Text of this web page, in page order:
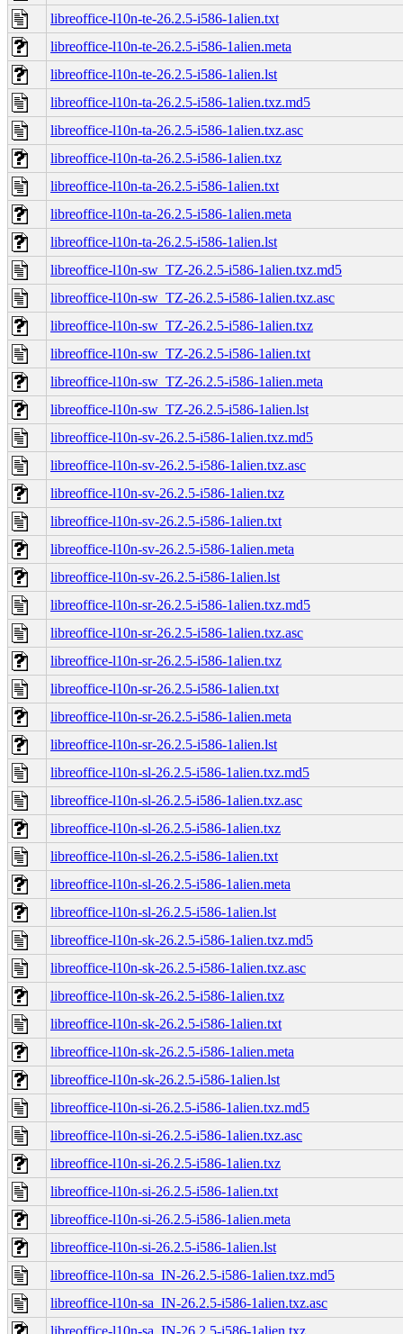
libreoffice-l10n-te-26.2.5-i586-1alien.txt
libreoffice-l10n-te-26.2.5-i586-1alien.meta
libreoffice-l10n-te-26.2.5-i586-1alien.lst
libreoffice-l10n-ta-26.2.5-i586-1alien.txz.md5
libreoffice-l10n-ta-26.2.5-i586-1alien.txz.asc
libreoffice-l10n-ta-26.2.5-i586-1alien.txz
libreoffice-l10n-ta-26.2.5-i586-1alien.txt
libreoffice-l10n-ta-26.2.5-i586-1alien.meta
libreoffice-l10n-ta-26.2.5-i586-1alien.lst
libreoffice-l10n-sw_TZ-26.2.5-i586-1alien.txz.md5
libreoffice-l10n-sw_TZ-26.2.5-i586-1alien.txz.asc
libreoffice-l10n-sw_TZ-26.2.5-i586-1alien.txz
libreoffice-l10n-sw_TZ-26.2.5-i586-1alien.txt
libreoffice-l10n-sw_TZ-26.2.5-i586-1alien.meta
libreoffice-l10n-sw_TZ-26.2.5-i586-1alien.lst
libreoffice-l10n-sv-26.2.5-i586-1alien.txz.md5
libreoffice-l10n-sv-26.2.5-i586-1alien.txz.asc
libreoffice-l10n-sv-26.2.5-i586-1alien.txz
libreoffice-l10n-sv-26.2.5-i586-1alien.txt
libreoffice-l10n-sv-26.2.5-i586-1alien.meta
libreoffice-l10n-sv-26.2.5-i586-1alien.lst
libreoffice-l10n-sr-26.2.5-i586-1alien.txz.md5
libreoffice-l10n-sr-26.2.5-i586-1alien.txz.asc
libreoffice-l10n-sr-26.2.5-i586-1alien.txz
libreoffice-l10n-sr-26.2.5-i586-1alien.txt
libreoffice-l10n-sr-26.2.5-i586-1alien.meta
libreoffice-l10n-sr-26.2.5-i586-1alien.lst
libreoffice-l10n-sl-26.2.5-i586-1alien.txz.md5
libreoffice-l10n-sl-26.2.5-i586-1alien.txz.asc
libreoffice-l10n-sl-26.2.5-i586-1alien.txz
libreoffice-l10n-sl-26.2.5-i586-1alien.txt
libreoffice-l10n-sl-26.2.5-i586-1alien.meta
libreoffice-l10n-sl-26.2.5-i586-1alien.lst
libreoffice-l10n-sk-26.2.5-i586-1alien.txz.md5
libreoffice-l10n-sk-26.2.5-i586-1alien.txz.asc
libreoffice-l10n-sk-26.2.5-i586-1alien.txz
libreoffice-l10n-sk-26.2.5-i586-1alien.txt
libreoffice-l10n-sk-26.2.5-i586-1alien.meta
libreoffice-l10n-sk-26.2.5-i586-1alien.lst
libreoffice-l10n-si-26.2.5-i586-1alien.txz.md5
libreoffice-l10n-si-26.2.5-i586-1alien.txz.asc
libreoffice-l10n-si-26.2.5-i586-1alien.txz
libreoffice-l10n-si-26.2.5-i586-1alien.txt
libreoffice-l10n-si-26.2.5-i586-1alien.meta
libreoffice-l10n-si-26.2.5-i586-1alien.lst
libreoffice-l10n-sa_IN-26.2.5-i586-1alien.txz.md5
libreoffice-l10n-sa_IN-26.2.5-i586-1alien.txz.asc